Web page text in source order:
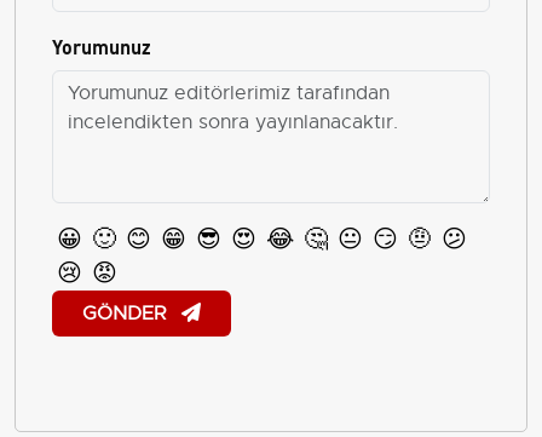
Yorumunuz
😀 🙂 😊 😁 😎 😍 😂 🤔 😐 😏 🤨 😕
😢 😡
GÖNDER